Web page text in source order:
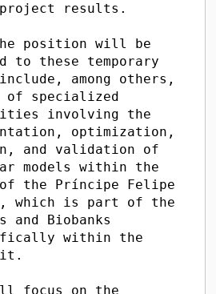
results.
position will be
these temporary
among others,
of specialized
involving the
optimization,
and validation of
models within the
of the Príncipe Felipe
which is part of the
and Biobanks
within the
focus on the